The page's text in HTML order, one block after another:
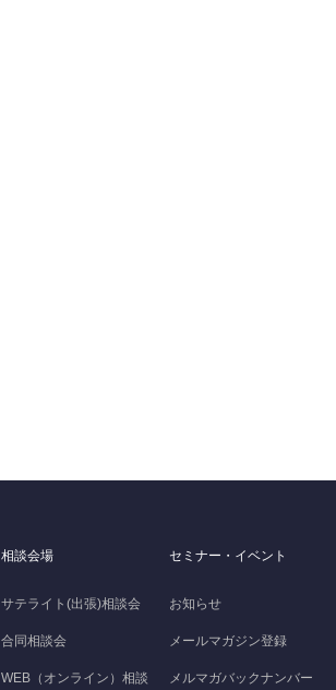
相談会場
サテライト(出張)相談会
合同相談会
WEB（オンライン）相談
セミナー・イベント
お知らせ
メールマガジン登録
メルマガバックナンバー